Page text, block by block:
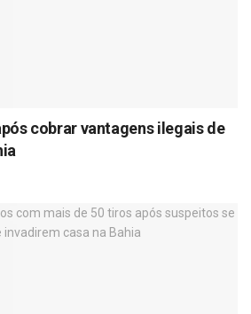
cobrar vantagens ilegais de